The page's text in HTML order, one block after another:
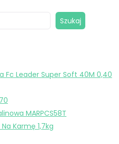
Szukaj
Fc Leader Super Soft 40M 0,40
MARPCS58T
Karmę 1,7kg